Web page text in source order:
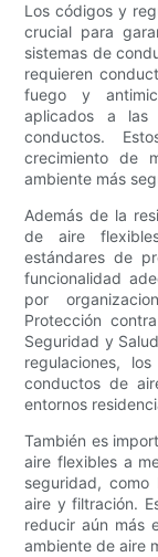
Los códigos y
crucial para
sistemas de
requieren
fuego y
aplicados a las
conductos.
crecimiento de
ambiente más
Además de la
de aire
estándares de
funcionalidad
por
Protección
Seguridad y
regulaciones,
conductos de
entornos
También es
aire flexibles a
seguridad,
aire y filtración.
reducir aún más
ambiente de aire